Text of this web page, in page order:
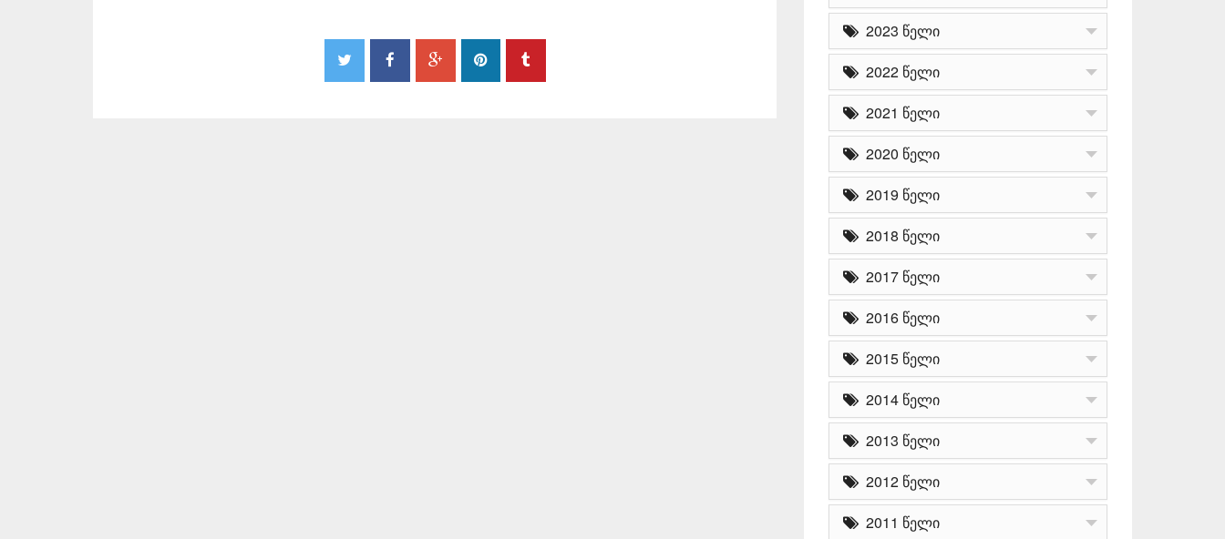
2023 წელი
2022 წელი
2021 წელი
2020 წელი
2019 წელი
2018 წელი
2017 წელი
2016 წელი
2015 წელი
2014 წელი
2013 წელი
2012 წელი
2011 წელი